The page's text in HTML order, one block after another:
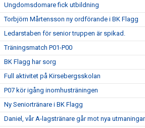
Ungdomsdomare fick utbildning
Torbjörn Mårtensson ny ordförande i BK Flagg
Ledarstaben för senior truppen är spikad.
Träningsmatch P01-P00
BK Flagg har sorg
Full aktivitet på Kirsebergsskolan
P07 kör igång inomhusträningen
Ny Seniortränare i BK Flagg
Daniel, vår A-lagstränare går mot nya utmaningar